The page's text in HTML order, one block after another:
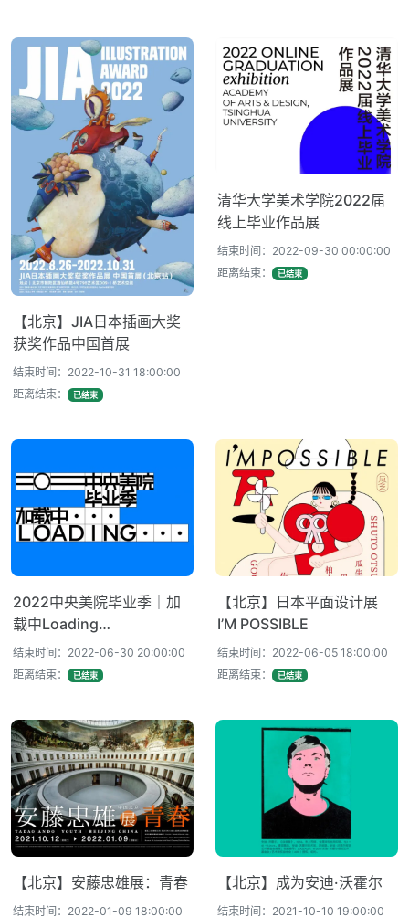
【北京】JIA日本插画大奖
获奖作品中国首展
结束时间：2022-10-31 18:00:00
距离结束：
已结束
清华大学美术学院2022届
线上毕业作品展
结束时间：2022-09-30 00:00:00
距离结束：
已结束
2022中央美院毕业季｜加
载中Loading…
结束时间：2022-06-30 20:00:00
距离结束：
已结束
【北京​】日本平面设计展
I’M POSSIBLE
结束时间：2022-06-05 18:00:00
距离结束：
已结束
【北京】安藤忠雄展：青春
结束时间：2022-01-09 18:00:00
【北京】成为安迪·沃霍尔
结束时间：2021-10-10 19:00:00